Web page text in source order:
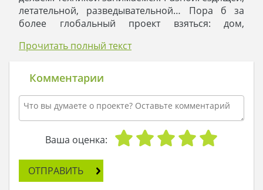
летательной, разведывательной… Пора б за
более глобальный проект взяться: дом,
- Никогда не знаешь, что ждет за поворотом, но
рискованный Шпунтик. – Я вижу это так:
довольно большой двухэтажный коттедж с
мансардой, встроенным гаражом. Мы сделаем в
нем три спальни, гостиную и кабинет на первом
этаже. А знаешь, почему кабинет должен быть
рядом с гостиной? Потому что когда придут
развлечешь, а сам тихо так: шмыг! И уединился с
чертежами, окинул их взглядом, может, пару
Прочитать полный текст
Комментарии
Ваша оценка:
ОТПРАВИТЬ